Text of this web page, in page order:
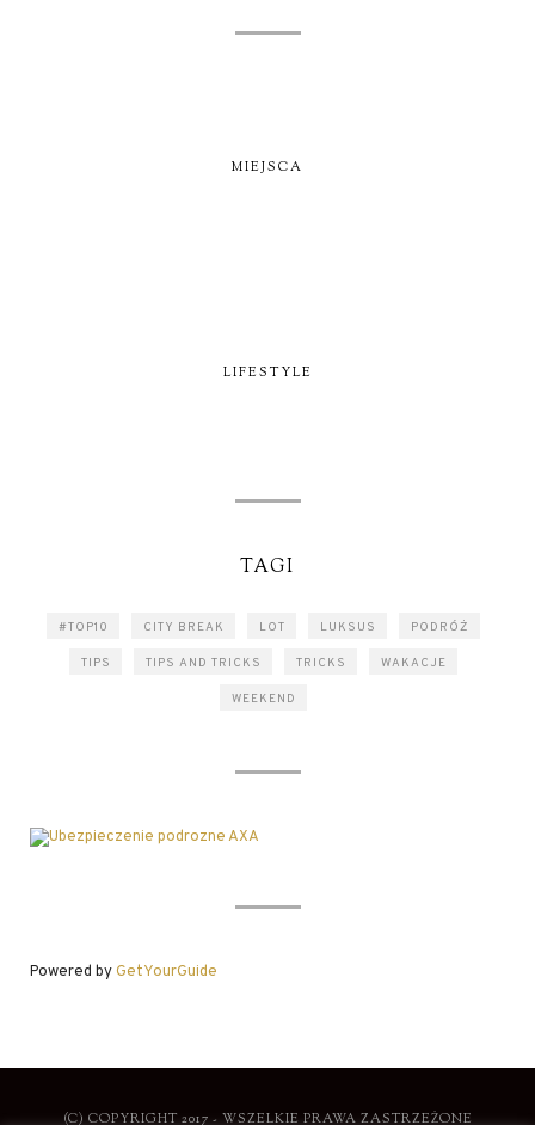
MIEJSCA
LIFESTYLE
TAGI
#TOP10 CITY BREAK LOT LUKSUS PODRÓŻ
TIPS TIPS AND TRICKS TRICKS WAKACJE
WEEKEND
Powered byGetYourGuide
(C) COPYRIGHT 2017 - WSZELKIE PRAWA ZASTRZEŻONE